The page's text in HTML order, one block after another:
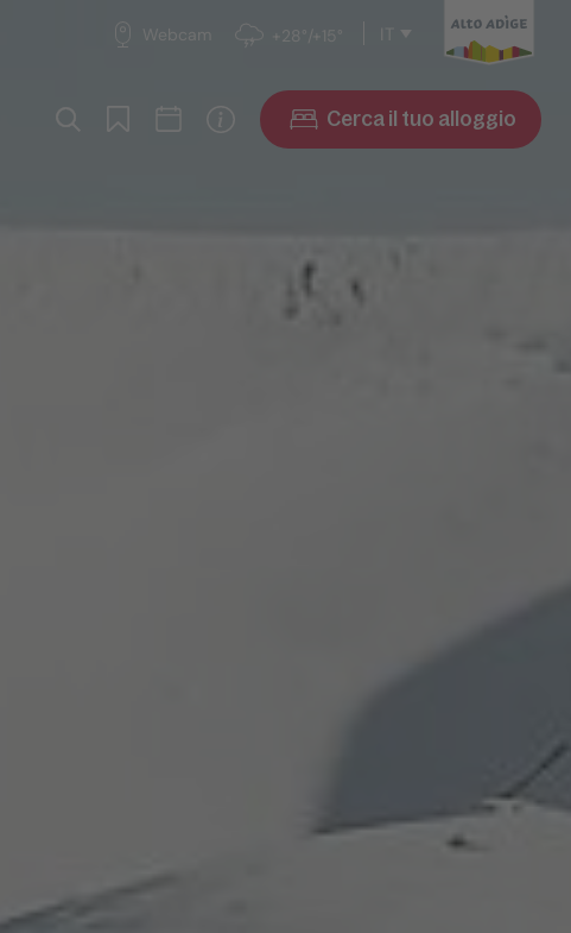
Webcam +28°/+15°
Cerca il tuo alloggio